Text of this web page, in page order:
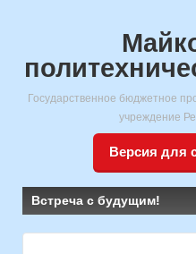
Государственное бюджетное
учреждение
Версия для
Встреча с будущим!